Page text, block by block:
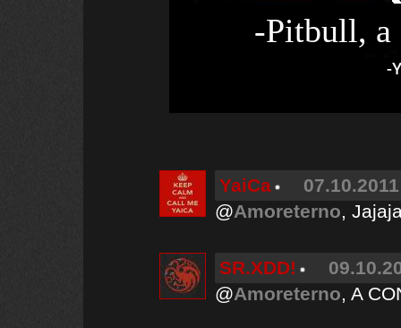
-Pitbull, a
-
YaiCa
@Amoreterno,
SR.XDD!
@Amoreterno, A